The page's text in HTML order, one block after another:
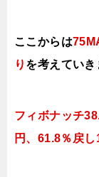
ここからは
り を考えていき
フィボナッチ
円、61.8％戻し